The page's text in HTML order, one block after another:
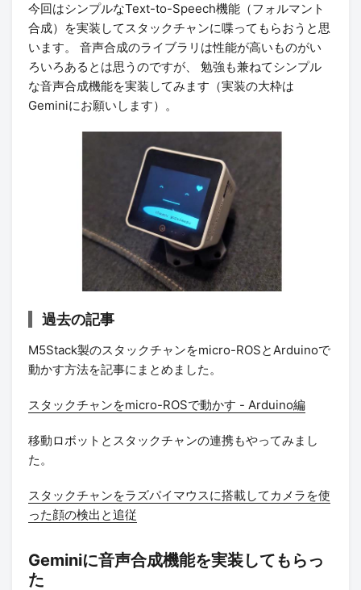
今回はシンプルなText-to-Speech機能（フォルマント
合成）を実装してスタックチャンに喋ってもらおうと思
います。 音声合成のライブラリは性能が高いものがい
ろいろあるとは思うのですが、 勉強も兼ねてシンプル
な音声合成機能を実装してみます（実装の大枠は
Geminiにお願いします）。
過去の記事
M5Stack製のスタックチャンをmicro-ROSとArduinoで
動かす方法を記事にまとめました。
スタックチャンをmicro-ROSで動かす - Arduino編
移動ロボットとスタックチャンの連携もやってみまし
た。
スタックチャンをラズパイマウスに搭載してカメラを使
った顔の検出と追従
Geminiに音声合成機能を実装してもらっ
た